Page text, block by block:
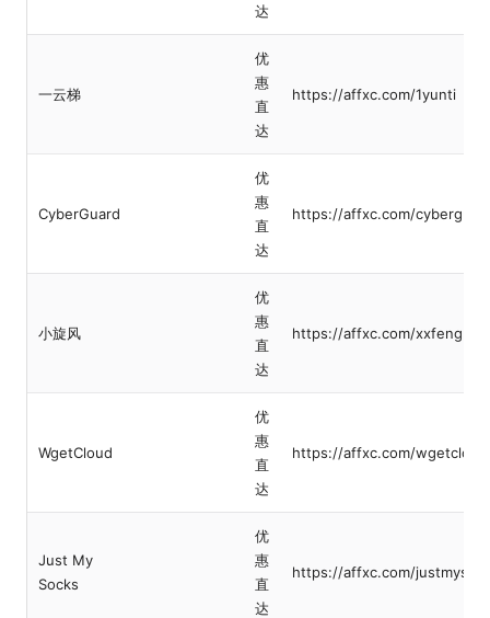
达
一云梯
优
惠
直
达
https://affxc.com/1yunti
CyberGuard
优
惠
直
达
https://affxc.com/
小旋风
优
惠
直
达
https://affxc.com/xxfeng
WgetCloud
优
惠
直
达
https://affxc.com/wgetcloud
Just My
Socks
优
惠
直
达
https://affxc.com/